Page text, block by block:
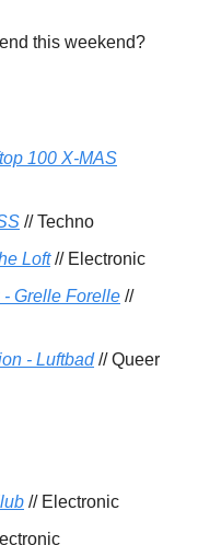
this weekend?
100 X-MAS
// Techno
Loft// Electronic
Grelle Forelle //
- Luftbad// Queer
// Electronic